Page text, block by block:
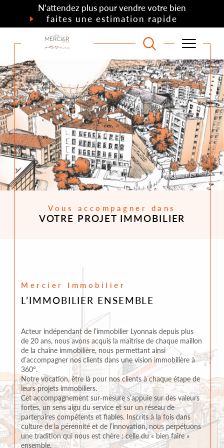
N'attendez plus pour vendre votre bien
faites une estimation rapide
Vous accompagner dans
VOTRE PROJET IMMOBILIER
Mercier Immobilier
L’IMMOBILIER ENSEMBLE
Acteur indépendant de l’immobilier Lyonnais depuis plus
de 20 ans, nous avons acquis la maîtrise de chaque maillon
de la chaîne immobilière, nous permettant ainsi
d’accompagner nos clients dans une vision immobilière à
360°.
Notre vocation, être là pour nos clients à chaque étape de
leurs projets immobiliers.
Cet accompagnement sur-mesure s’appuie sur des valeurs
fortes, un sens aigu du service et sur un réseau de
partenaires compétents et fiables. Inscrits à la fois dans
culture de la pérennité et de l’innovation, nous perpétuons
une tradition qui nous est chère : celle du « bien faire »
ensemble.